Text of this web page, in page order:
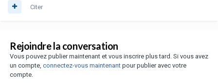
Citer
Rejoindre la conversation
Vous pouvez publier maintenant et vous inscrire plus tard. Si vous avez
un compte, connectez-vous maintenant pour publier avec votre
compte.